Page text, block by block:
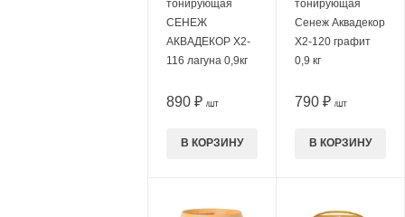
тонирующая
СЕНЕЖ
АКВАДЕКОР Х2-
116 лагуна 0,9кг
890 ₽ /ШТ
В КОРЗИНУ
тонирующая
Сенеж Аквадекор
Х2-120 графит
0,9 кг
790 ₽ /ШТ
В КОРЗИНУ